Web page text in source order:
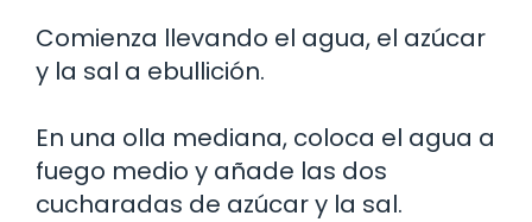
Comienza llevando el agua, el azúcar
y la sal a ebullición.
En una olla mediana, coloca el agua a
fuego medio y añade las dos
cucharadas de azúcar y la sal.